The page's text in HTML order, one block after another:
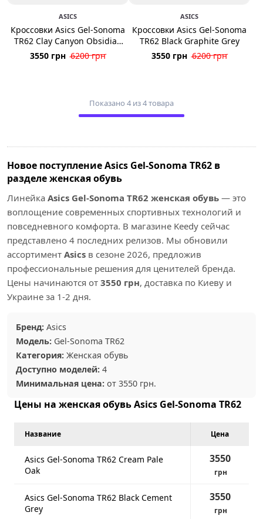
ASICS
Кроссовки Asics Gel-Sonoma
TR62 Clay Canyon Obsidian
Grey
3550 грн 6200 грн
ASICS
Кроссовки Asics Gel-Sonoma
TR62 Black Graphite Grey
3550 грн 6200 грн
Показано 4 из 4 товара
Новое поступление Asics Gel-Sonoma TR62 в
разделе женская обувь
Линейка Asics Gel-Sonoma TR62 женская обувь — это
воплощение современных спортивных технологий и
повседневного комфорта. В магазине Keedy сейчас
представлено 4 последних релизов. Мы обновили
ассортимент Asics в сезоне 2026, предложив
профессиональные решения для ценителей бренда.
Цены начинаются от 3550 грн, доставка по Киеву и
Украине за 1-2 дня.
Бренд: Asics
Модель: Gel-Sonoma TR62
Категория: Женская обувь
Доступно моделей: 4
Минимальная цена: от 3550 грн.
Цены на женская обувь Asics Gel-Sonoma TR62
Название Цена
Asics Gel-Sonoma TR62 Cream Pale
Oak
3550
грн
Asics Gel-Sonoma TR62 Black Cement
Grey
3550
грн